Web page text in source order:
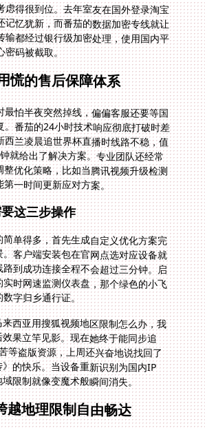
虑得很到位。去年室友在国外登录淘宝
记忆犹新，而番茄的数据加密专线就让
输都经过银行级加密处理，使用国内平
密码被截取。
慌的售后保障体系
最怕半夜突然掉线，偏偏客服还要等国
。番茄的24小时技术响应彻底打破时差
西兰凌晨追世界杯直播时线路不稳，值
就给出了解决方案。专业团队还经常
整优化策略，比如当腾讯视频升级检测
一时间更新应对方案。
这三步操作
单得多，首先生成自定义优化方案完
客户端安装包在官网点选对应设备就
到成功连接全程不会超过三分钟。启
时网速监测仪表盘，那个绿色的小飞
字归乡通行证。
西亚用搜狐视频地区限制怎么办，我
效果立竿见影。现在她终于能同步追
等盗版资源，上周还兴奋地说找回了
》的快乐。当设备重新识别为国内IP
限制就像变魔术般瞬间消失。
越地理限制自由畅达